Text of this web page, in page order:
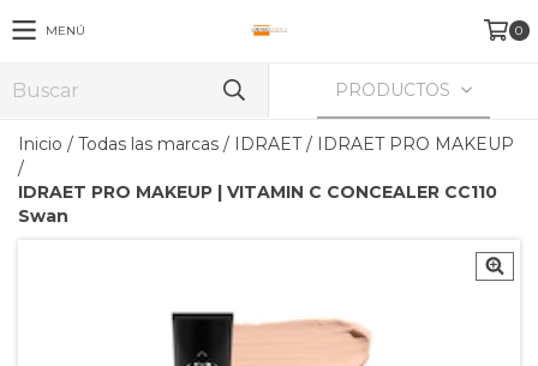
MENÚ 0
PRODUCTOS
Inicio / Todas las marcas / IDRAET / IDRAET PRO MAKEUP
/
IDRAET PRO MAKEUP | VITAMIN C CONCEALER CC110
Swan